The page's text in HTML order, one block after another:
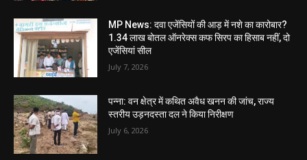
MP News: दवा एजेंसियों की आड़ में नशे का कारोबार?
1.34 लाख बोतल ऑनरेक्स कफ सिरप का हिसाब नहीं, दो
एजेंसियां सील
July 7, 2026
पन्ना: वन क्षेत्र में कथित अवैध खनन की जांच, राज्य
स्तरीय उड़नदस्ता दल ने किया निरीक्षण
July 6, 2026